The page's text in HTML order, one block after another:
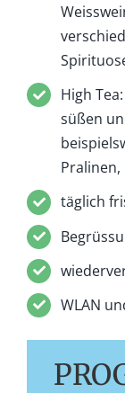
High
süßen
täglich
WLAN